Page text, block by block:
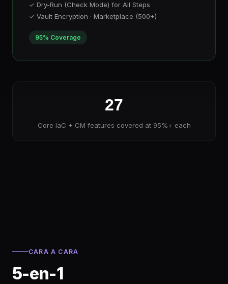
✓ Dry-Run (Check Mode) for All Steps
✓ Vault Encryption · Marketplace (500+)
95% Coverage
27
Core IaC + CM features covered at 95%+ each
CARA A CARA
5-en-1